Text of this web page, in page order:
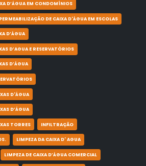
D’ÁGUA EM CONDOMÍNIOS
DE CAIXA D'ÁGUA EM ESCOLAS
D’ÁGUA
D’AGUA E RESERVATÓRIOS
D’ÁGUA
D'ÁGUA
D’ÁGUA
TORRES INFILTRAÇÃO
LIMPEZA DA CAIXA D' AGUA
LIMPEZA DE CAIXA D’ÁGUA COMERCIAL